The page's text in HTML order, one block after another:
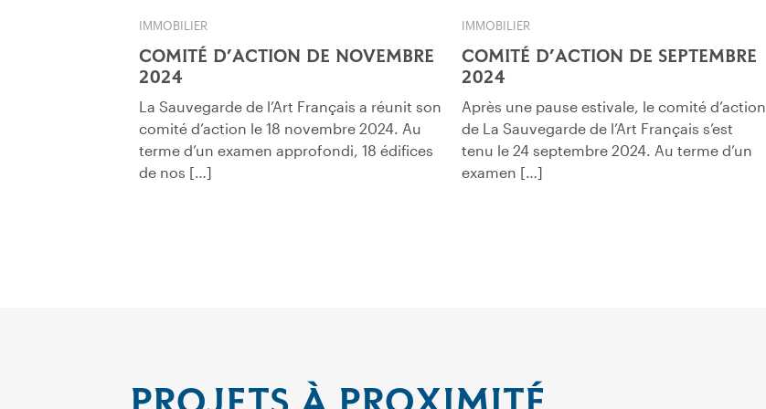
IMMOBILIER
COMITÉ D’ACTION DE NOVEMBRE
2024
La Sauvegarde de l’Art Français a réunit son
comité d’action le 18 novembre 2024. Au
terme d’un examen approfondi, 18 édifices
de nos […]
IMMOBILIER
COMITÉ D’ACTION DE SEPTEMBRE
2024
Après une pause estivale, le comité d’action
de La Sauvegarde de l’Art Français s’est
tenu le 24 septembre 2024. Au terme d’un
examen […]